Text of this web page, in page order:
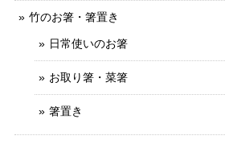
竹のお箸・箸置き
日常使いのお箸
お取り箸・菜箸
箸置き